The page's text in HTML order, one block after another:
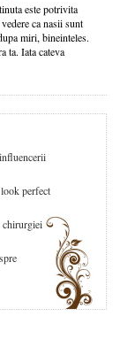
este potrivita
ca nasii sunt
miri, bineinteles.
ta. Iata cateva
perfect
chirurgiei